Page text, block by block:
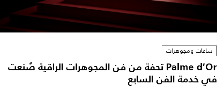
ساعات ومجوهرات
Palme d’Or تحفة من فن المجوهرات الراقية صُنعت
في خدمة الفن السابع